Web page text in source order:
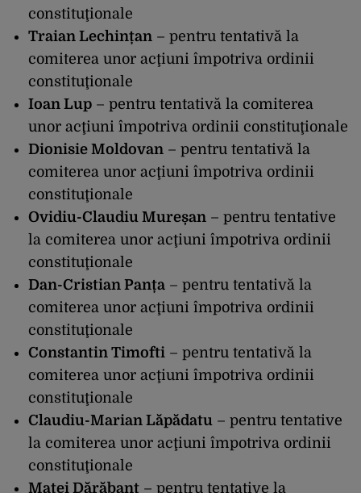
constituţionale
Traian Lechințan – pentru tentativă la
comiterea unor acţiuni împotriva ordinii
constituţionale
Ioan Lup – pentru tentativă la comiterea
unor acţiuni împotriva ordinii constituţionale
Dionisie Moldovan – pentru tentativă la
comiterea unor acţiuni împotriva ordinii
constituţionale
Ovidiu-Claudiu Mureșan – pentru tentative
la comiterea unor acţiuni împotriva ordinii
constituţionale
Dan-Cristian Panța – pentru tentativă la
comiterea unor acţiuni împotriva ordinii
constituţionale
Constantin Timofti – pentru tentativă la
comiterea unor acţiuni împotriva ordinii
constituţionale
Claudiu-Marian Lăpădatu – pentru tentative
la comiterea unor acţiuni împotriva ordinii
constituţionale
Matei Dărăbanț – pentru tentative la